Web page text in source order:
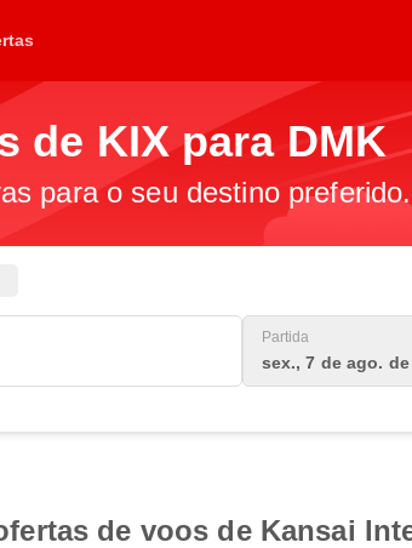
de KIX para DMK
para o seu destino
Partida
sex., 7 de ago. de
de voos de Kansai